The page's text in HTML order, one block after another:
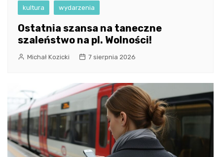
kultura wydarzenia
Ostatnia szansa na taneczne
szaleństwo na pl. Wolności!
Michał Kozicki 7 sierpnia 2026